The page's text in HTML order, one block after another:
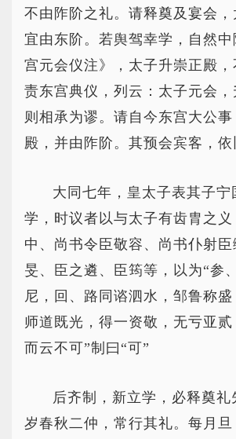
不由阼阶之礼。请释奠及宴会
宜由东阶。若舆驾幸学，自然
宫元会仪注》，太子升崇正殿，
责东宫典仪，列云：太子元会
则相承为谬。请自今东宫大公
殿，并由阼阶。其预会宾客，依
大同七年，皇太子表其子宁
学，时议者以与太子有齿胄之
中、尚书令臣敬容、尚书仆射
旻、臣之遴、臣筠等，以为“参
尼，回、路同谘泗水，邹鲁称盛
师道既光，得一资敬，无亏亚贰
而云不可”制曰“可”
后齐制，新立学，必释奠礼
岁春秋二仲，常行其礼。每月